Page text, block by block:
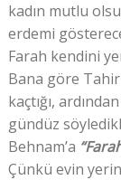
kadın mutlu
erdemi
Farah kendini
Bana göre
kaçtığı,
gündüz
Behnam’a
Çünkü evin